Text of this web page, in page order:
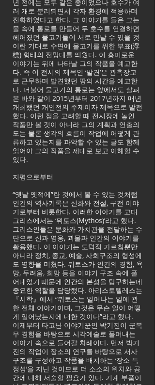
년 전에는 모두 같은 종이었으나 호수가 여
러 개로 분리되면서 각자 환경에 적응하며
진화하였다고 한다. 그 이야기를 들은 그는
몰 속에 통로를 만들어 두 호수를 연결하면
헤어졌던 물고기들이 서로 만날 수 있을 것
이란 기대로 수면에 물고기를 위한 부표(浮
標) 형태의 전망대를 띄웠다. 이 흥미로운
이야기는 뒤에 나타날 그의 작품을 예고한
다. 즉 이 전시의 제목인 ‘발견’은 관측장교
로 근무하며 발견했던 땅의 시간을 예고한
다. 더불어 물고기의 통로는 앞에서도 살펴
본 바와 같이 2015년부터 2017년까지 매년
개최했던 개인전의 주제이자 제목으로 발전
했다. 이런 점을 고려할 때 전시장에 놓인
작품만 볼 것이 아니라 그의 계획과 연출의
도는 물론 생각의 흐름이 작업에 어떻게 관
류하고 있는지를 파악할 수 있는 글도 함께
읽어야 그의 작품을 제대로 보고 이해할 수
있다.
지평으로부터
“옛날 옛적에”란 것에서 볼 수 있는 것처럼
인간의 역사기록은 신화와 전설, 구전 이야
기로부터 비롯한다. 이러한 이야기를 고대
그리스에서는 ‘뮈토스(Mythos)’라고 했다.
그리스인들은 문화와 가치관을 전달하는 수
단으로 신과 영웅, 괴물과 인간의 이야기를
활용했다. 이 이야기는 도덕적 가르침뿐만
아니라 정치, 종교, 예술, 사회구조의 형성에
도 영향을 미쳤다. 뮈토스가 인간의 경험, 욕
망, 두려움, 희망 등을 이야기 구조 속에 풀
어내었기 때문에 인간의 본성을 탐구하는데
중요한 역할을 담당했다. 아리스토텔레스는
『시학』에서 “뮈토스는 일어나는 일에 관
한 전체 이야기이며, 그것은 무슨 일이 어떻
게 일어났는지에 대한 것이다”라고 했다.
이제부터 타고난 이야기꾼인 박기진이 군복
무 경험을 바탕으로 시각예술로 풀어내는
이야기 속으로 들어갈 차례이다. 먼저 박기
진의 작업이 장소의 연구를 바탕으로 서사
구조를 구성하고 작품을 배치하는 ‘장소 특
정성’을 지닌 것이므로 더 소소의 위치와 공
간에 대해 서술할 필요가 있다. 기계 부품이